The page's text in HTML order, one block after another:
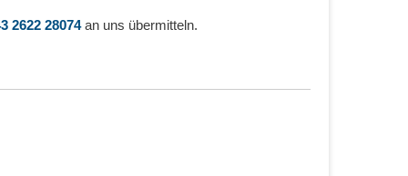
2622 28074an uns übermitteln.